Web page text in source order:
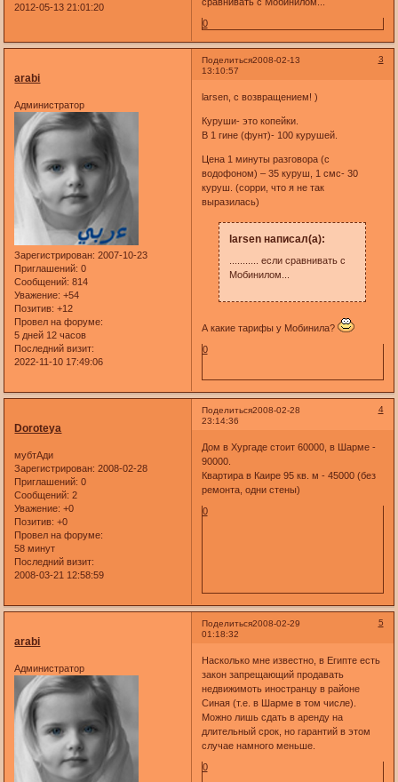
2012-05-13 21:01:20
0
Поделиться 3
2008-02-13
13:10:57
arabi
Администратор
Зарегистрирован: 2007-10-23
Приглашений: 0
Сообщений: 814
Уважение: +54
Позитив: +12
Провел на форуме:
5 дней 12 часов
Последний визит:
2022-11-10 17:49:06
larsen, с возвращением! )
Куруши- это копейки.
В 1 гине (фунт)- 100 курушей.
Цена 1 минуты разговора (с
водофоном) – 35 куруш, 1 смс- 30
куруш. (сорри, что я не так
выразилась)
larsen написал(а):
........... если сравнивать с
Мобинилом...
А какие тарифы у Мобинила?
0
Поделиться 4
2008-02-28
23:14:36
Doroteya
мубтАди
Зарегистрирован: 2008-02-28
Приглашений: 0
Сообщений: 2
Уважение: +0
Позитив: +0
Провел на форуме:
58 минут
Последний визит:
2008-03-21 12:58:59
Дом в Хургаде стоит 60000, в Шарме -
90000.
Квартира в Каире 95 кв. м - 45000 (без
ремонта, одни стены)
0
Поделиться 5
2008-02-29
01:18:32
arabi
Администратор
Насколько мне известно, в Египте есть
закон запрещающий продавать
недвижимоть иностранцу в районе
Синая (т.е. в Шарме в том числе).
Можно лишь сдать в аренду на
длительный срок, но гарантий в этом
случае намного меньше.
0